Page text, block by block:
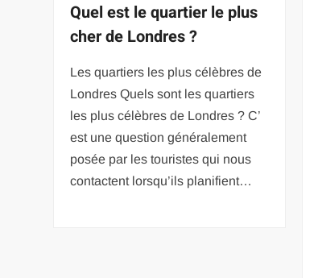
Quel est le quartier le plus
cher de Londres ?
Les quartiers les plus célèbres de
Londres Quels sont les quartiers
les plus célèbres de Londres ? C’
est une question généralement
posée par les touristes qui nous
contactent lorsqu’ils planifient…